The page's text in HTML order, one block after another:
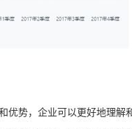
势，企业可以更好地理